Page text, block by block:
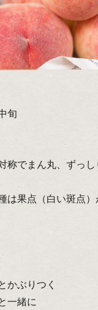
旬
称でまん丸、ずっ
は果点（白い斑点
かぶりつく
一緒に